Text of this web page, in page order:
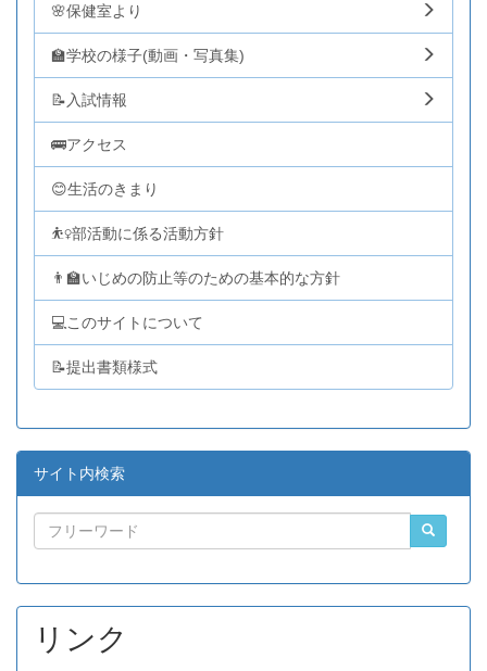
🌸保健室より
🏫学校の様子(動画・写真集)
📝入試情報
🚌アクセス
😊生活のきまり
⛹️‍♀️部活動に係る活動方針
👨‍🏫いじめの防止等のための基本的な方針
💻このサイトについて
📝提出書類様式
サイト内検索
リンク